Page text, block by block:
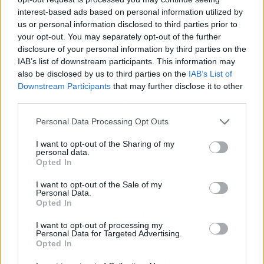
interest-based ads based on personal information utilized by
us or personal information disclosed to third parties prior to
your opt-out. You may separately opt-out of the further
disclosure of your personal information by third parties on the
IAB’s list of downstream participants. This information may
also be disclosed by us to third parties on the IAB’s List of
Downstream Participants that may further disclose it to other
Personal Data Processing Opt Outs
I want to opt-out of the Sharing of my
personal data.
Opted In
I want to opt-out of the Sale of my
Personal Data.
Opted In
I want to opt-out of processing my
Personal Data for Targeted Advertising.
Opted In
concesionarios y sitios web. No te quedes con la primera opción
que encuentres. Busca en Internet las franquicias de los
concesionarios en tu región y encuentra información sobre los
modelos de motos disponibles y sus precios
Considera el mantenimiento: Investiga los costos de
mantenimiento y las piezas de repuesto. Algunas motos pueden
afecta directamente los gastos asociados.
Verifica la legalidad:Antes de finalizar la compra, verifica la
documentación de la moto. Asegurándote de que todo esté en
consulta con un experto.
tiene por qué ser complicado. Con la
información adecuada y siguiendo estos
consejos, estarás listo para disfrutar de la